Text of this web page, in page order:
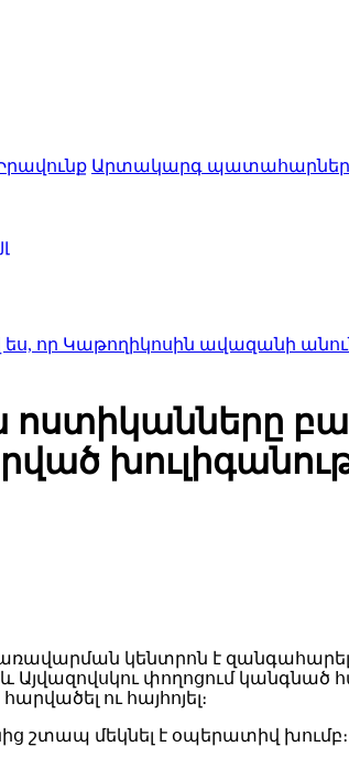
Արտակարգ պատահարներ
ավազանի անունով ես
ոստիկանները
կառավարման կենտրոն է
և Այվազովսկու փողոցում
ու հայհոյել։
շտապ մեկնել է օպերատիվ խումբ։